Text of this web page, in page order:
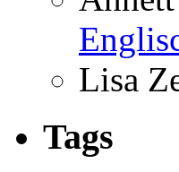
Lisa
Tags